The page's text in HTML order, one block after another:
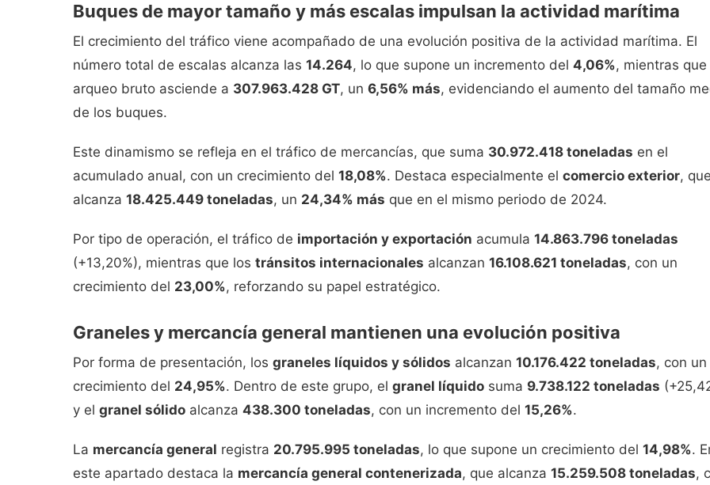
Buques de mayor tamaño y más escalas impulsan la actividad marítima
El crecimiento del tráfico viene acompañado de una evolución positiva de la actividad marítima. El
número total de escalas alcanza las 14.264, lo que supone un incremento del 4,06%, mientras que
arqueo bruto asciende a 307.963.428 GT, un 6,56% más, evidenciando el aumento del tamaño
de los buques.
Este dinamismo se refleja en el tráfico de mercancías, que suma 30.972.418 toneladas en el
acumulado anual, con un crecimiento del 18,08%. Destaca especialmente el comercio exterior, que
alcanza 18.425.449 toneladas, un 24,34% más que en el mismo periodo de 2024.
Por tipo de operación, el tráfico de importación y exportación acumula 14.863.796 toneladas
(+13,20%), mientras que los tránsitos internacionales alcanzan 16.108.621 toneladas, con un
crecimiento del 23,00%, reforzando su papel estratégico.
Graneles y mercancía general mantienen una evolución positiva
Por forma de presentación, los graneles líquidos y sólidos alcanzan 10.176.422 toneladas, con un
crecimiento del 24,95%. Dentro de este grupo, el granel líquido suma 9.738.122 toneladas
y el granel sólido alcanza 438.300 toneladas, con un incremento del 15,26%.
La mercancía general registra 20.795.995 toneladas, lo que supone un crecimiento del 14,98%.
este apartado destaca la mercancía general contenerizada, que alcanza 15.259.508 toneladas,